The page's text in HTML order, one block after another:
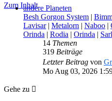
Zum Inhaltandere Planeten
Besh Gorgon System |
Lavisar| Metalorn | Naboo |
Orinda | Rodia | Orinda |
14 Themen
319 Beiträge
Letzter Beitrag von
Mo Aug 03, 2026
Gehe zu